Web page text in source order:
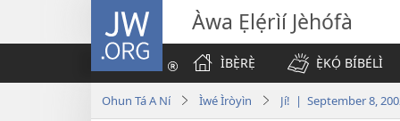
JW.ORG Àwa Ẹlẹ́rìí Jèhófà
ÌBẸ̀RẸ̀
Ẹ̀KỌ́ BÍBÉLÌ
Ohun Tá A Ní Ìwé Ìròyìn Jí! | September 8,